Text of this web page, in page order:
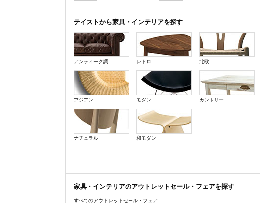
テイストから家具・インテリアを探す
アンティーク調 レトロ 北欧
アジアン モダン カントリー
ナチュラル 和モダン
家具・インテリアのアウトレットセール・フェアを探す
すべてのアウトレットセール・フェア